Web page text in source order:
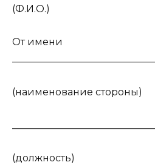
(Ф.И.О.)
От имени
(наименование стороны)
(должность)